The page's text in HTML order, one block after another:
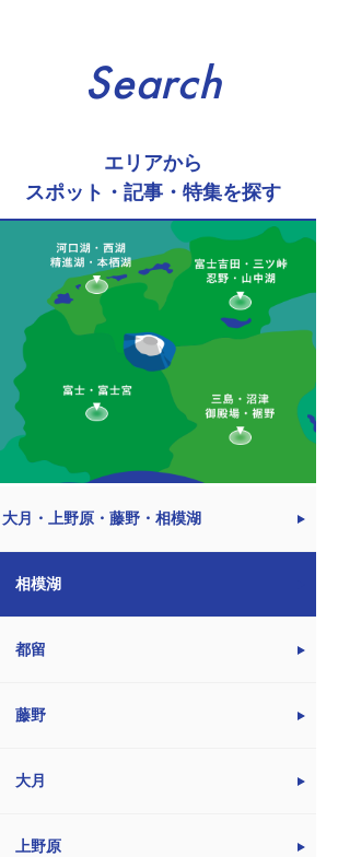
Search
エリアから
スポット・記事・特集を探す
大月・上野原・藤野・相模湖
相模湖
都留
藤野
大月
上野原